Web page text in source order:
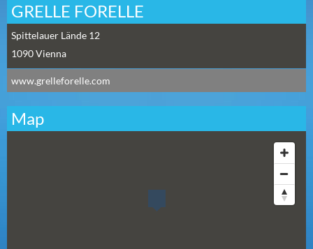
C
H
S
T
E
R
F
R
GRELLE FORELLE
Spittelauer Lände 12
1090Vienna
www.grelleforelle.com
Map